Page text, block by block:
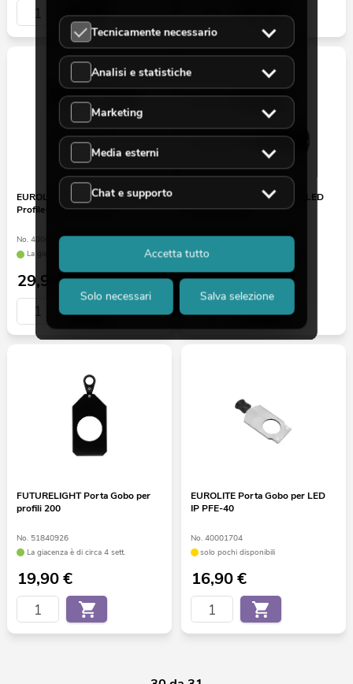
EUROLITE Four-way blade
Profile-Spot 650W 4x
No. 40001964
La giacenza è di circa 12 sett.
29,90€
EUROLITE Linea 230V per LED
PFE-50 1,5m
No. 40001818
La giacenza è di circa 12 sett.
9,90€
FUTURELIGHT Porta Gobo per
profili 200
No. 51840926
La giacenza è di circa 4 sett.
19,90€
EUROLITE Porta Gobo per LED
IP PFE-40
No. 40001704
solo pochi disponibili
16,90€
Tecnicamente necessario
Analisi e statistiche
Marketing
Media esterni
Chat e supporto
Solo necessari Salva selezione
Accetta tutto